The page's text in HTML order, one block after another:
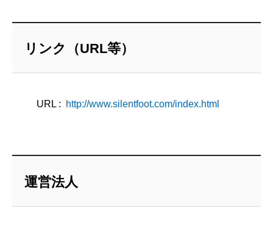
リンク（URL等）
URL : http://www.silentfoot.com/index.html
運営法人